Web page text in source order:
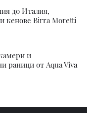
до Италия,
кенове Birra Moretti
и
раници от Aqua Viva